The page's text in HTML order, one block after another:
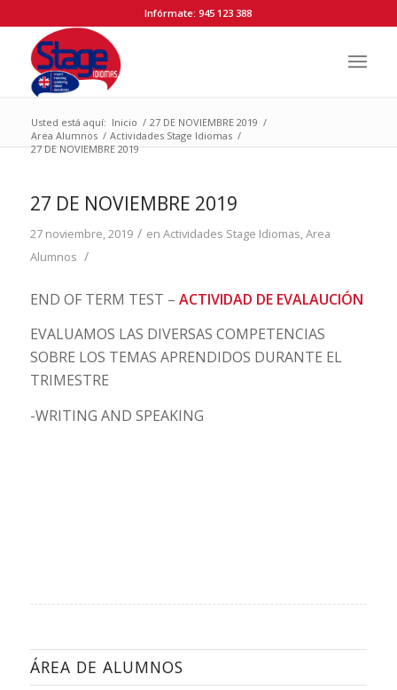
Infórmate: 945 123 388
Usted está aquí: Inicio / 27 DE NOVIEMBRE 2019 /
Area Alumnos / Actividades Stage Idiomas /
27 DE NOVIEMBRE 2019
27 DE NOVIEMBRE 2019
27 noviembre, 2019 / en Actividades Stage Idiomas,Area
Alumnos /
END OF TERM TEST – ACTIVIDAD DE EVALAUCIÓN
EVALUAMOS LAS DIVERSAS COMPETENCIAS
SOBRE LOS TEMAS APRENDIDOS DURANTE EL
TRIMESTRE
-WRITING AND SPEAKING
ÁREA DE ALUMNOS